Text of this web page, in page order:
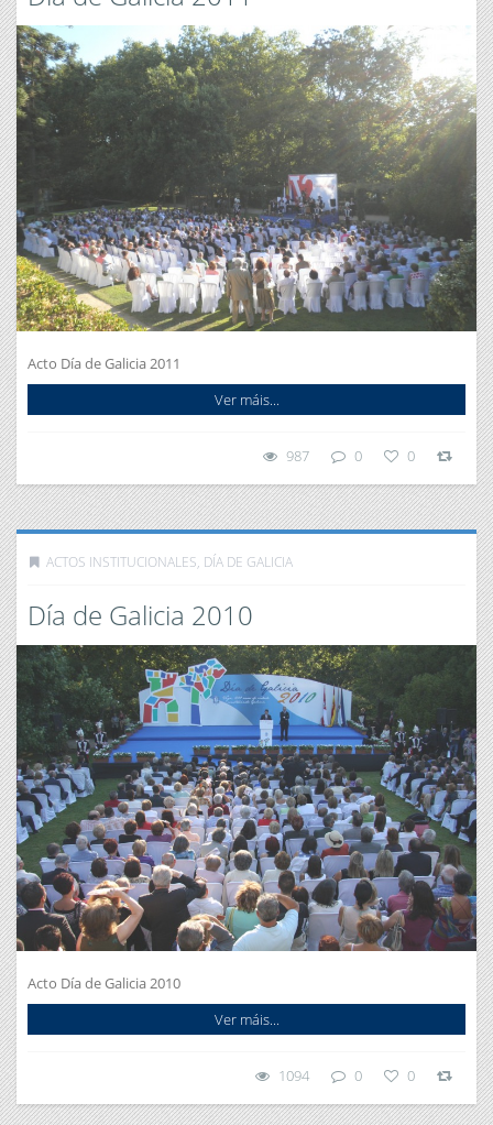
Acto Día de Galicia 2011
Ver máis...
987 0 0
ACTOS INSTITUCIONALES, DÍA DE GALICIA
Día de Galicia 2010
Acto Día de Galicia 2010
Ver máis...
1094 0 0